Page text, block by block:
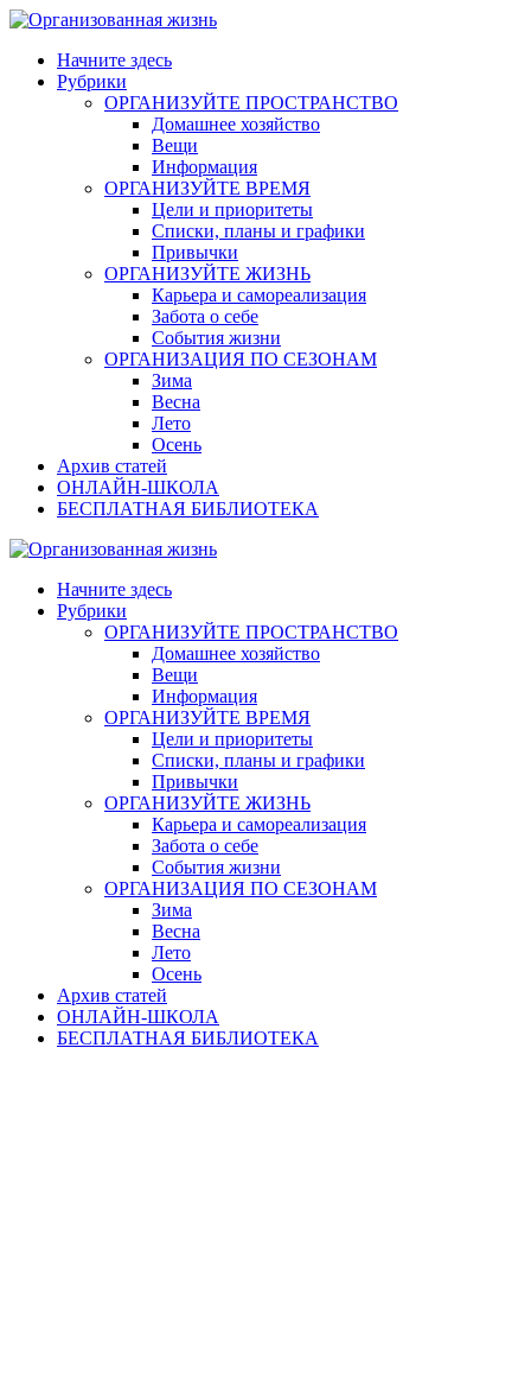
Skip
contentНачните здесь
Рубрики
ОРГАНИЗУЙТЕ ПРОСТРАНСТВО
Домашнее хозяйство
Вещи
Информация
ОРГАНИЗУЙТЕ ВРЕМЯ
Цели и приоритеты
Списки, планы и графики
Привычки
ОРГАНИЗУЙТЕ ЖИЗНЬ
Карьера и самореализация
Забота о себе
События жизни
ОРГАНИЗАЦИЯ ПО СЕЗОНАМ
Зима
Весна
Лето
Осень
Архив статей
ОНЛАЙН-ШКОЛА
БЕСПЛАТНАЯ БИБЛИОТЕКА
Начните здесь
Рубрики
ОРГАНИЗУЙТЕ ПРОСТРАНСТВО
Домашнее хозяйство
Вещи
Информация
ОРГАНИЗУЙТЕ ВРЕМЯ
Цели и приоритеты
Списки, планы и графики
Привычки
ОРГАНИЗУЙТЕ ЖИЗНЬ
Карьера и самореализация
Забота о себе
События жизни
ОРГАНИЗАЦИЯ ПО СЕЗОНАМ
Зима
Весна
Лето
Осень
Архив статей
ОНЛАЙН-ШКОЛА
БЕСПЛАТНАЯ БИБЛИОТЕКА